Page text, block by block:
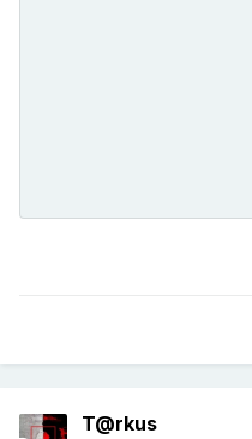
T@rkus